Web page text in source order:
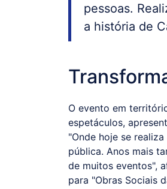
pessoas.
a história de
O evento em
espetáculos,
"Onde hoje se
pública. Anos mais
de muitos eventos",
para "Obras Sociais